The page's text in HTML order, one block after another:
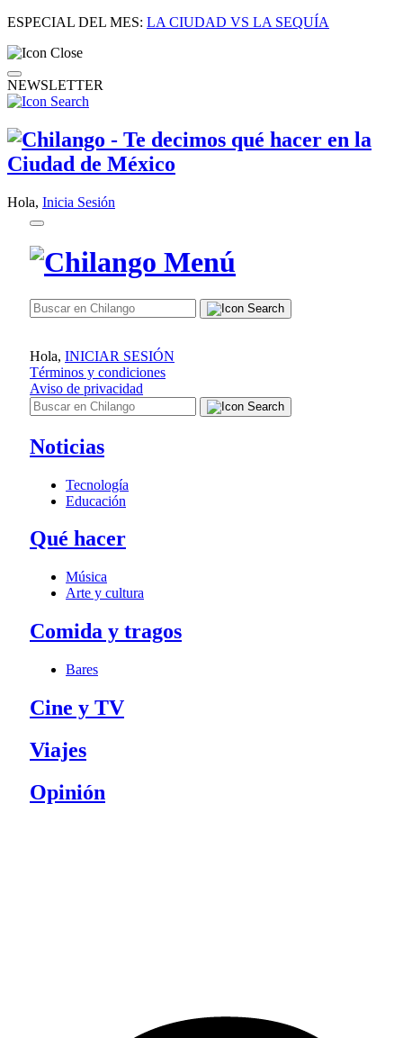
ESPECIAL DEL MES: LA CIUDAD VS LA SEQUÍA
NEWSLETTER
Hola, Inicia Sesión
Hola, INICIAR SESIÓN
Términos y condiciones
Aviso de privacidad
Noticias
Tecnología
Educación
Qué hacer
Música
Arte y cultura
Comida y tragos
Bares
Cine y TV
Viajes
Opinión